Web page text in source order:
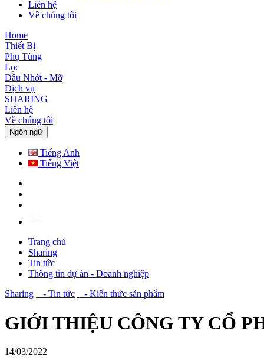
Liên hệ
Về chúng tôi
Home
Thiết Bị
Phụ Tùng
Lọc
Dầu Nhớt - Mỡ
Dịch vụ
SHARING
Liên hệ
Về chúng tôi
Ngôn ngữ
Tiếng Anh
Tiếng Việt
Trang chủ
Sharing
Tin tức
Thông tin dự án - Doanh nghiệp
Sharing
- Tin tức - Kiến thức sản phẩm
GIỚI THIỆU CÔNG TY CỔ
14/03/2022